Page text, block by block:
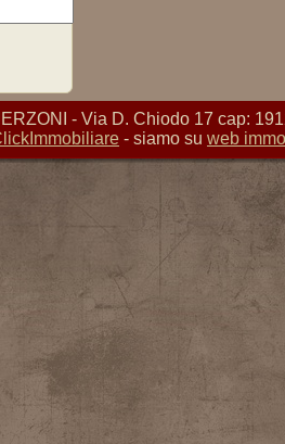
- Via D. Chiodo 17 cap:
- siamo su web